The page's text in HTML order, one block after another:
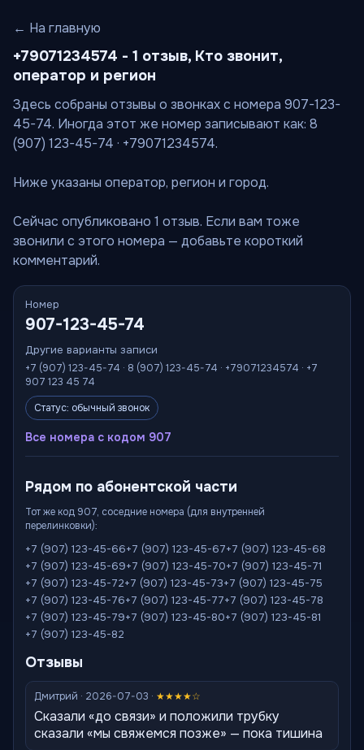
← На главную
+79071234574 - 1 отзыв, Кто звонит,
оператор и регион
Здесь собраны отзывы о звонках с номера 907-123-
45-74. Иногда этот же номер записывают как: 8
(907) 123-45-74 · +79071234574.
Ниже указаны оператор, регион и город.
Сейчас опубликовано 1 отзыв. Если вам тоже
звонили с этого номера — добавьте короткий
комментарий.
Номер
907-123-45-74
Другие варианты записи
+7 (907) 123-45-74 · 8 (907) 123-45-74 · +79071234574 · +7
907 123 45 74
Статус: обычный звонок
Все номера с кодом 907
Рядом по абонентской части
Тот же код 907, соседние номера (для внутренней
перелинковки):
+7 (907) 123-45-66+7 (907) 123-45-67+7 (907) 123-45-68
+7 (907) 123-45-69+7 (907) 123-45-70+7 (907) 123-45-71
+7 (907) 123-45-72+7 (907) 123-45-73+7 (907) 123-45-75
+7 (907) 123-45-76+7 (907) 123-45-77+7 (907) 123-45-78
+7 (907) 123-45-79+7 (907) 123-45-80+7 (907) 123-45-81
+7 (907) 123-45-82
Отзывы
Дмитрий · 2026-07-03 · ★★★★☆
Сказали «до связи» и положили трубку
сказали «мы свяжемся позже» — пока тишина